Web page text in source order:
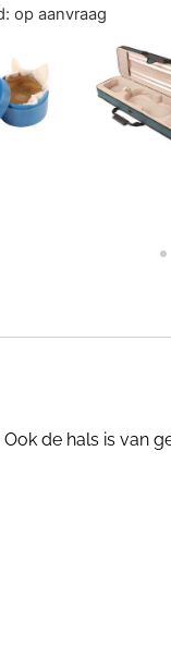
op aanvraag
de hals is van